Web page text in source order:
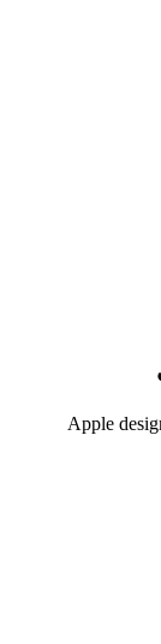
Apple